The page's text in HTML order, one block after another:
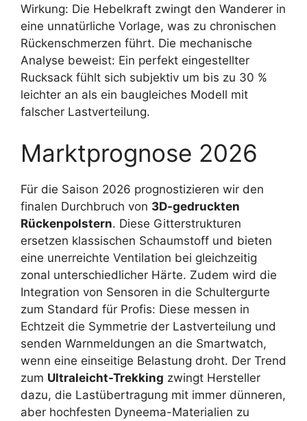
Wirkung: Die Hebelkraft zwingt den Wanderer in
eine unnatürliche Vorlage, was zu chronischen
Rückenschmerzen führt. Die mechanische
Analyse beweist: Ein perfekt eingestellter
Rucksack fühlt sich subjektiv um bis zu 30 %
leichter an als ein baugleiches Modell mit
falscher Lastverteilung.
Marktprognose 2026
Für die Saison 2026 prognostizieren wir den
finalen Durchbruch von 3D-gedruckten
Rückenpolstern. Diese Gitterstrukturen
ersetzen klassischen Schaumstoff und bieten
eine unerreichte Ventilation bei gleichzeitig
zonal unterschiedlicher Härte. Zudem wird die
Integration von Sensoren in die Schultergurte
zum Standard für Profis: Diese messen in
Echtzeit die Symmetrie der Lastverteilung und
senden Warnmeldungen an die Smartwatch,
wenn eine einseitige Belastung droht. Der Trend
zum Ultraleicht-Trekking zwingt Hersteller
dazu, die Lastübertragung mit immer dünneren,
aber hochfesten Dyneema-Materialien zu